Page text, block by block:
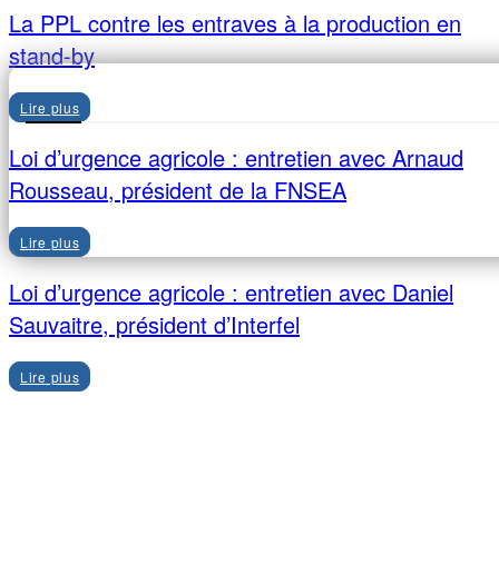
La PPL contre les entraves à la production en
stand-by
Lire plus
Loi d’urgence agricole : entretien avec Arnaud
Rousseau, président de la FNSEA
Lire plus
Loi d’urgence agricole : entretien avec Daniel
Sauvaitre, président d’Interfel
Lire plus